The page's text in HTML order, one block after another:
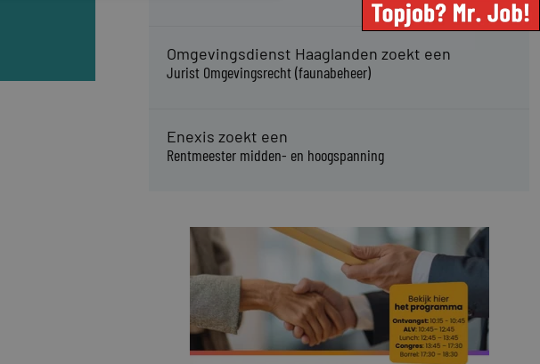
Omgevingsdienst Haaglanden zoekt een
Jurist Omgevingsrecht (faunabeheer)
Enexis zoekt een
Rentmeester midden- en hoogspanning